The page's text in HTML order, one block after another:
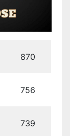
870
756
739